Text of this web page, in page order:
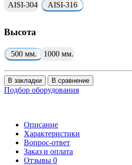
AISI-304 AISI-316
Высота
500 мм. 1000 мм.
В закладки В сравнение
Подбор оборудования
Описание
Характеристики
Вопрос-ответ
Заказ и оплата
Отзывы 0